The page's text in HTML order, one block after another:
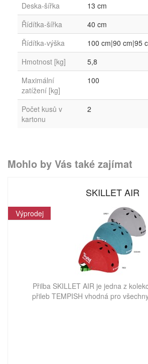
Deska-šířka
13 cm
Řídítka-šířka
40 cm
Řídítka-výška
100 cm|90 cm|95
Hmotnost [kg]
5,8
Maximální
zatížení [kg]
100
Počet kusů v
kartonu
2
Mohlo by Vás také zajímat
Výprodej
SKILLET AIR
Přilba SKILLET AIR je jedna z
přileb TEMPISH vhodná pro